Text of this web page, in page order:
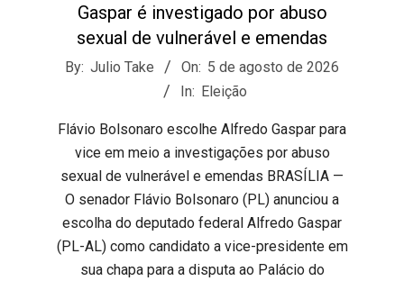
Gaspar é investigado por abuso
sexual de vulnerável e emendas
2026-
By: Julio Take On: 5 de agosto de 2026
In: Eleição
Flávio Bolsonaro escolhe Alfredo Gaspar para
vice em meio a investigações por abuso
sexual de vulnerável e emendas BRASÍLIA —
O senador Flávio Bolsonaro (PL) anunciou a
escolha do deputado federal Alfredo Gaspar
(PL-AL) como candidato a vice-presidente em
sua chapa para a disputa ao Palácio do